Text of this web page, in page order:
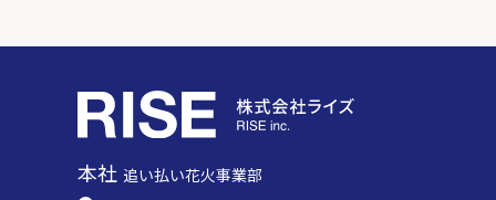
本社 追い払い花火事業部